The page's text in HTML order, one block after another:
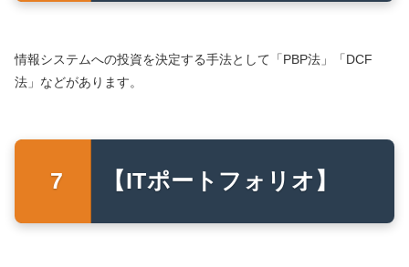
情報システムへの投資を決定する手法として「PBP法」「DCF
法」などがあります。
【ITポートフォリオ】